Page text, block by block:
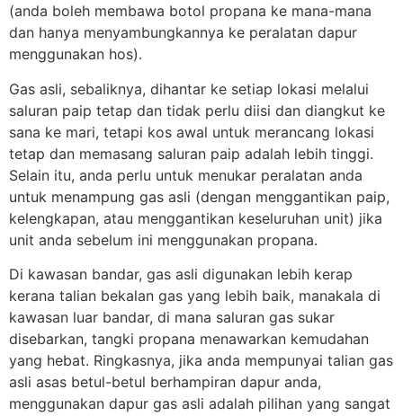
(anda boleh membawa botol propana ke mana-mana
dan hanya menyambungkannya ke peralatan dapur
menggunakan hos).
Gas asli, sebaliknya, dihantar ke setiap lokasi melalui
saluran paip tetap dan tidak perlu diisi dan diangkut ke
sana ke mari, tetapi kos awal untuk merancang lokasi
tetap dan memasang saluran paip adalah lebih tinggi.
Selain itu, anda perlu untuk menukar peralatan anda
untuk menampung gas asli (dengan menggantikan paip,
kelengkapan, atau menggantikan keseluruhan unit) jika
unit anda sebelum ini menggunakan propana.
Di kawasan bandar, gas asli digunakan lebih kerap
kerana talian bekalan gas yang lebih baik, manakala di
kawasan luar bandar, di mana saluran gas sukar
disebarkan, tangki propana menawarkan kemudahan
yang hebat. Ringkasnya, jika anda mempunyai talian gas
asli asas betul-betul berhampiran dapur anda,
menggunakan dapur gas asli adalah pilihan yang sangat